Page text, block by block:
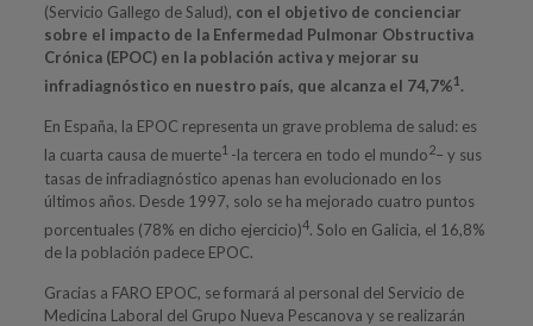
(Servicio Gallego de Salud), con el objetivo de concienciar
sobre el impacto de la Enfermedad Pulmonar Obstructiva
Crónica (EPOC) en la población activa y mejorar su
infradiagnóstico en nuestro país, que alcanza el 74,7%1.
En España, la EPOC representa un grave problema de salud: es
la cuarta causa de muerte1 -la tercera en todo el mundo2– y sus
tasas de infradiagnóstico apenas han evolucionado en los
últimos años. Desde 1997, solo se ha mejorado cuatro puntos
porcentuales (78% en dicho ejercicio)4. Solo en Galicia, el 16,8%
de la población padece EPOC.
Gracias a FARO EPOC, se formará al personal del Servicio de
Medicina Laboral del Grupo Nueva Pescanova y se realizarán